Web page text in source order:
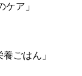
ア」
ごはん」